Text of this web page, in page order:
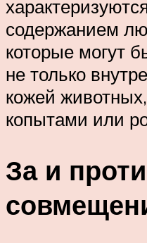
содержанием
которые могут
не только
кожей
копытами или
За и